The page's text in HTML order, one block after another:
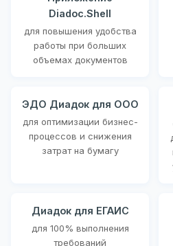
Diadoc.Shell
для повышения удобства
работы при больших
объемах документов
ЭДО Диадок для ООО
для оптимизации бизнес-
процессов и снижения
затрат на бумагу
Диадок для ЕГАИС
для 100% выполнения
требований